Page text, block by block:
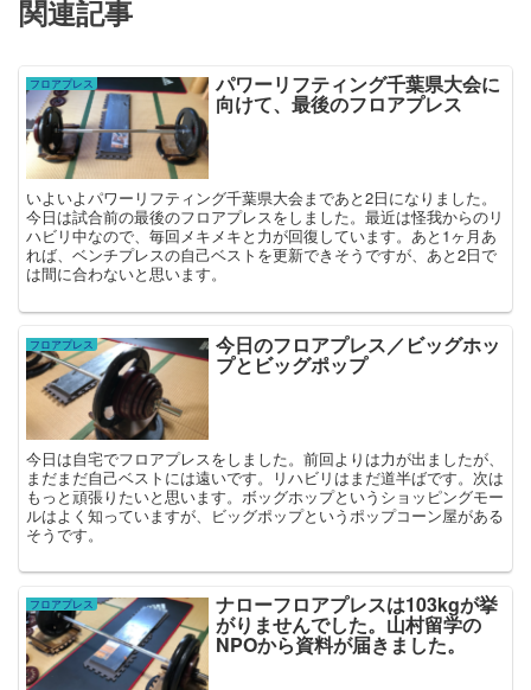
関連記事
フロアプレス パワーリフティング千葉県大会に
向けて、最後のフロアプレス
いよいよパワーリフティング千葉県大会まであと2日になりました。
今日は試合前の最後のフロアプレスをしました。最近は怪我からのリ
ハビリ中なので、毎回メキメキと力が回復しています。あと1ヶ月あ
れば、ベンチプレスの自己ベストを更新できそうですが、あと2日で
は間に合わないと思います。
フロアプレス 今日のフロアプレス／ビッグホッ
プとビッグポップ
今日は自宅でフロアプレスをしました。前回よりは力が出ましたが、
まだまだ自己ベストには遠いです。リハビリはまだ道半ばです。次は
もっと頑張りたいと思います。ボッグホップというショッピングモー
ルはよく知っていますが、ビッグポップというポップコーン屋がある
そうです。
フロアプレス ナローフロアプレスは103kgが挙
がりませんでした。山村留学の
NPOから資料が届きました。